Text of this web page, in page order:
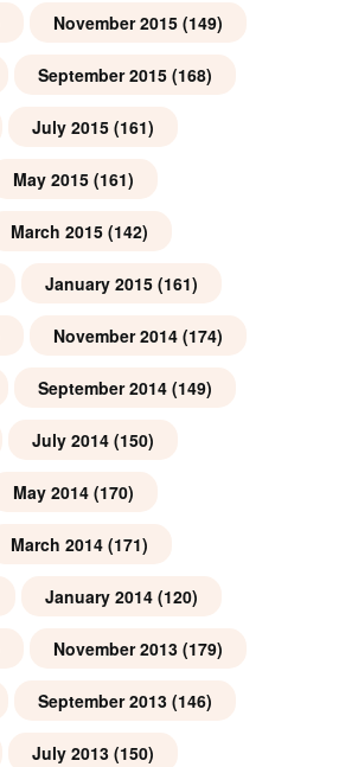
November 2015 (149)
September 2015 (168)
July 2015 (161)
May 2015 (161)
March 2015 (142)
January 2015 (161)
November 2014 (174)
September 2014 (149)
July 2014 (150)
May 2014 (170)
March 2014 (171)
January 2014 (120)
November 2013 (179)
September 2013 (146)
July 2013 (150)